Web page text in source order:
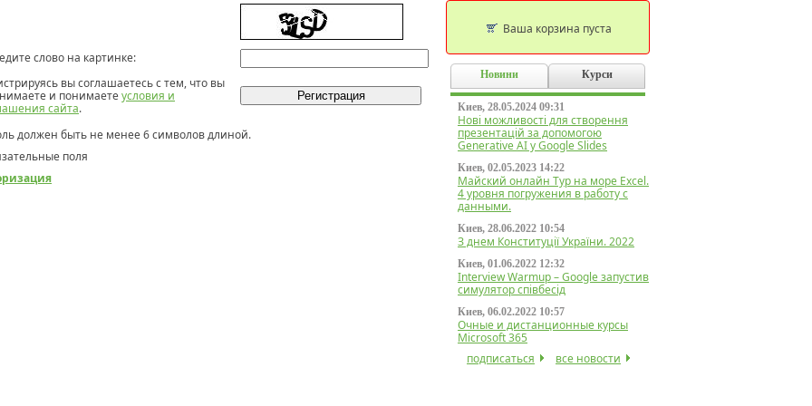
слово на картинке:
вы соглашаетесь с тем, что вы
и понимаетеусловия и
сайта.
должен быть не менее 6 символов длиной.
поля
Ваша корзина пуста
Новини Курси
Киев, 28.05.2024 09:31
Нові можливості для створення
презентацій за допомогою
Generative AI у Google Slides
Киев, 02.05.2023 14:22
Майский онлайн Тур на море Excel.
4 уровня погружения в работу с
данными.
Киев, 28.06.2022 10:54
З днем Конституції України. 2022
Киев, 01.06.2022 12:32
Interview Warmup – Google запустив
симулятор співбесід
Киев, 06.02.2022 10:57
Очные и дистанционные курсы
Microsoft 365
подписаться
все новости